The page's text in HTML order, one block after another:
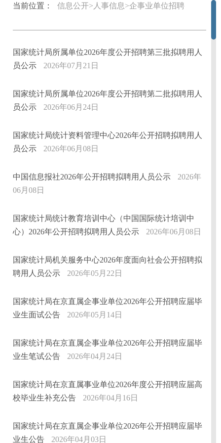
当前位置： 信息公开>人事信息>企事业单位招聘
国家统计局所属单位2026年度公开招聘第三批拟聘用人
员公示
2026年07月21日
国家统计局所属单位2026年度公开招聘第二批拟聘用人
员公示
2026年06月24日
国家统计局统计资料管理中心2026年公开招聘拟聘用人
员公示
2026年06月08日
中国信息报社2026年公开招聘拟聘用人员公示
2026年
06月08日
国家统计局统计教育培训中心（中国国际统计培训中
心）2026年公开招聘拟聘用人员公示
2026年06月08日
国家统计局机关服务中心2026年度面向社会公开招聘拟
聘用人员公示
2026年05月22日
国家统计局在京直属企事业单位2026年公开招聘应届毕
业生面试公告
2026年05月14日
国家统计局在京直属企事业单位2026年公开招聘应届毕
业生笔试公告
2026年04月24日
国家统计局在京直属事业单位2026年度公开招聘应届高
校毕业生补充公告
2026年04月16日
国家统计局在京直属企事业单位2026年公开招聘应届毕
业生公告
2026年04月03日